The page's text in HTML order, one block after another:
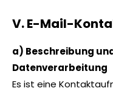
V. E-Mail-
a) Beschreibung
Datenverarbeitung
Es ist eine